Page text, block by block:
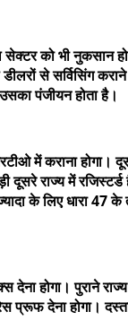
को भी नुकसान
से सर्विसिंग
पंजीयन होता है।
में कराना होगा।
दूसरे राज्य में
के लिए धारा 47 के
देना होगा। पुराने
देना होगा।